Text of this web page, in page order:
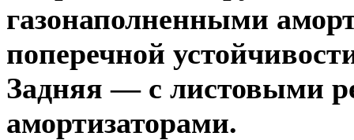
газонаполненными
поперечной
Задняя — с листовыми
амортизаторами.